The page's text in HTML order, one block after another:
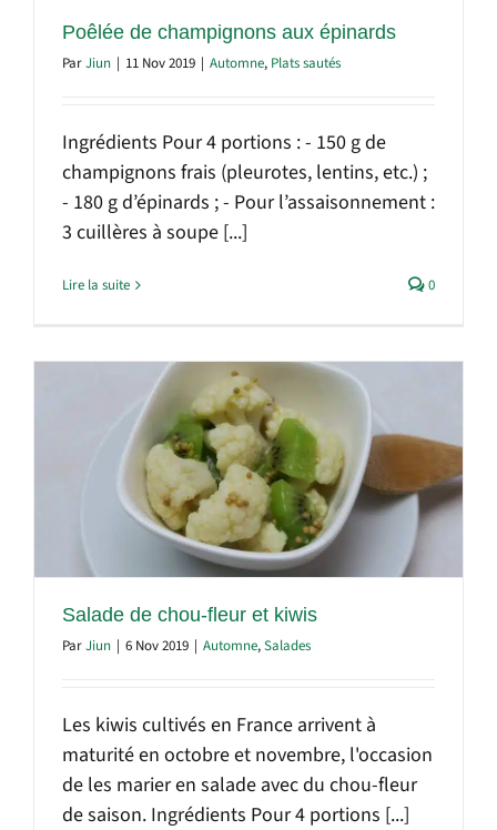
Poêlée de champignons aux épinards
ParJiun | 11 Nov 2019 | Automne, Plats sautés
Ingrédients Pour 4 portions : - 150 g de
champignons frais (pleurotes, lentins, etc.) ;
- 180 g d’épinards ; - Pour l’assaisonnement :
3 cuillères à soupe [...]
Lire la suite 0
Salade de chou-fleur et kiwis
ParJiun | 6 Nov 2019 | Automne,Salades
Les kiwis cultivés en France arrivent à
maturité en octobre et novembre, l'occasion
de les marier en salade avec du chou-fleur
de saison. Ingrédients Pour 4 portions [...]